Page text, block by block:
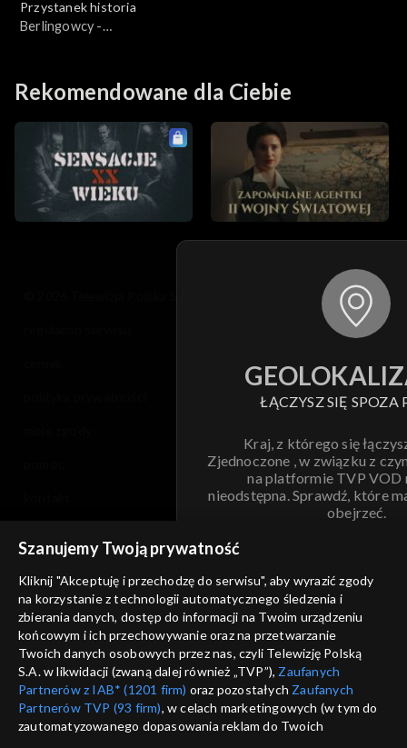
Przystanek historia
Berlingowcy -
Rekomendowane dla Ciebie
ŁĄCZYSZ SIĘ SPOZA
Kraj, z którego się
Zjednoczone , w związku z
na platformie TVP VOD
nieodstępna. Sprawdź, które
obejrzeć.
ANULUJ
informacje o dostawcy usług
Szanujemy Twoją prywatność
Kliknij "Akceptuję i przechodzę do serwisu", aby wyrazić zgody
na korzystanie z technologii automatycznego śledzenia i
zbierania danych, dostęp do informacji na Twoim urządzeniu
końcowym i ich przechowywanie oraz na przetwarzanie
Twoich danych osobowych przez nas, czyli Telewizję Polską
S.A. w likwidacji (zwaną dalej również „TVP”), Zaufanych
Partnerów z IAB* (1201 firm) oraz pozostałych Zaufanych
Partnerów TVP (93 firm), w celach marketingowych (w tym do
zautomatyzowanego dopasowania reklam do Twoich